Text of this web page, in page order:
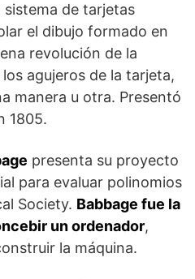
de tarjetas
el dibujo formado en
revolución de la
agujeros de la tarjeta,
manera u otra. Presentó
1805.
presenta su proyecto
para evaluar polinomios
Society. Babbage fue la
un ordenador,
la máquina.